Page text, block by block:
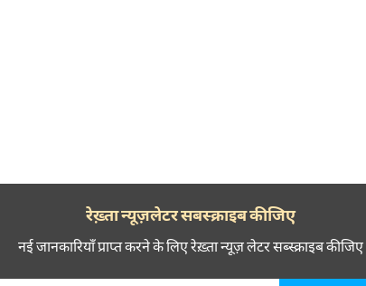
रेख़्ता न्यूज़लेटर सबस्क्राइब कीजिए
नई जानकारियाँ प्राप्त करने के लिए रेख़्ता न्यूज़ लेटर सब्स्क्राइब कीजिए